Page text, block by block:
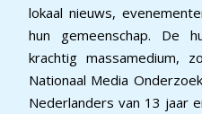
lokaal nieuws,
hun gemeenschap. De
krachtig massamedium,
Nationaal Media
Nederlanders van 13 jaar